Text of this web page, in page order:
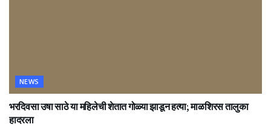
NEWS
भरदिवसा उषा साठे या महिलेची शेतात गोळ्या झाडून हत्या; माळशिरस तालुका
हादरला